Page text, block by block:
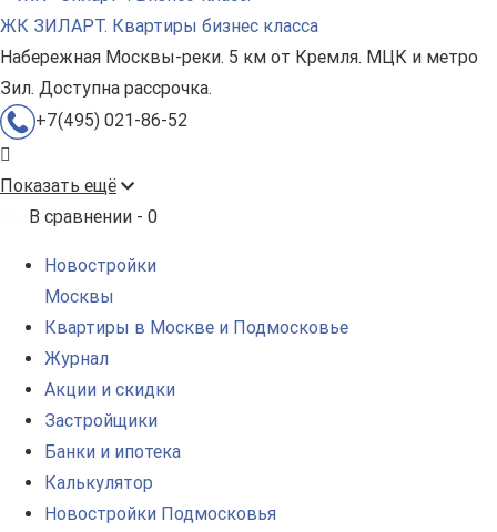
ЖК ЗИЛАРТ. Квартиры бизнес класса
Набережная Москвы-реки. 5 км от Кремля. МЦК и метро
Зил. Доступна рассрочка.
+7(495) 021-86-52
Показать ещё
В сравнении - 0
Новостройки
Москвы
Квартиры в Москве и Подмосковье
Журнал
Акции и скидки
Застройщики
Банки и ипотека
Калькулятор
Новостройки Подмосковья